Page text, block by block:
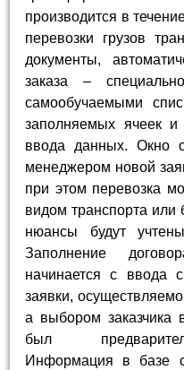
производится в
перевозки грузов
документы,
заказа –
самообучаемыми
заполняемых ячеек
ввода данных. Окно
менеджером новой
при этом перевозка
видом транспорта или
нюансы будут
Заполнение
начинается с ввода
заявки,
а выбором заказчика
был
Информация в базе